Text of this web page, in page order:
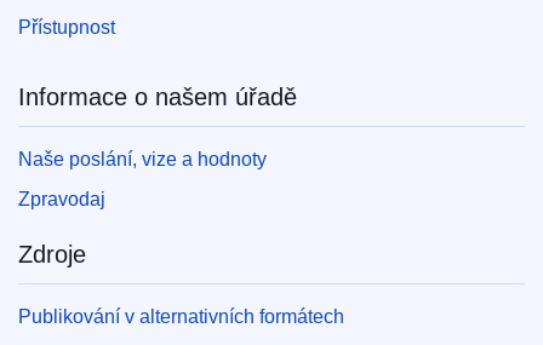
Přístupnost
Informace o našem úřadě
Naše poslání, vize a hodnoty
Zpravodaj
Zdroje
Publikování v alternativních formátech